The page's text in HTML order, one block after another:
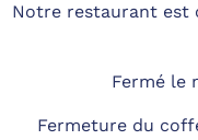
Notre restaurant est
Fermé le
Fermeture du